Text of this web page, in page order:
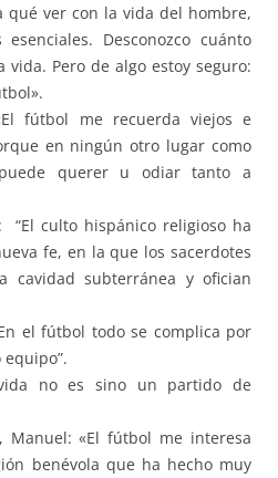
ver con la vida del hombre,
Desconozco cuánto
vida. Pero de algo estoy seguro:
fútbol me recuerda viejos e
en ningún otro lugar como
querer u odiar tanto a
“El culto hispánico religioso ha
fe, en la que los sacerdotes
cavidad subterránea y ofician
el fútbol todo se complica por
no es sino un partido de
Manuel: «El fútbol me interesa
benévola que ha hecho muy